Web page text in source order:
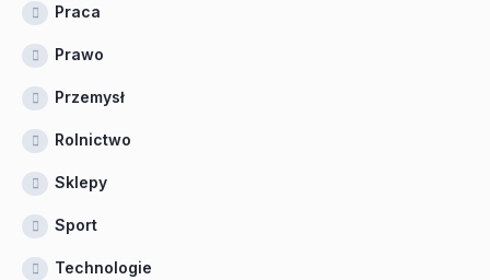
Praca
Prawo
Przemysł
Rolnictwo
Sklepy
Sport
Technologie